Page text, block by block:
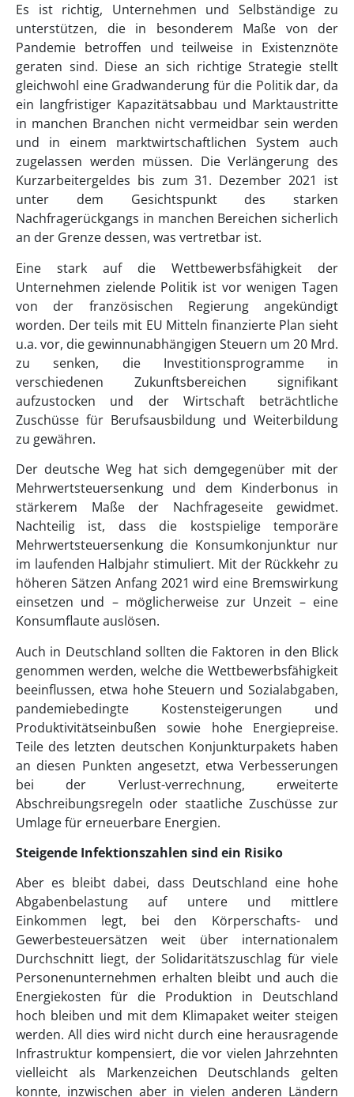
Es ist richtig, Unternehmen und Selbständige zu
unterstützen, die in besonderem Maße von der
Pandemie betroffen und teilweise in Existenznöte
geraten sind. Diese an sich richtige Strategie stellt
gleichwohl eine Gradwanderung für die Politik dar, da
ein langfristiger Kapazitätsabbau und Marktaustritte
in manchen Branchen nicht vermeidbar sein werden
und in einem marktwirtschaftlichen System auch
zugelassen werden müssen. Die Verlängerung des
Kurzarbeitergeldes bis zum 31. Dezember 2021 ist
unter dem Gesichtspunkt des starken
Nachfragerückgangs in manchen Bereichen sicherlich
an der Grenze dessen, was vertretbar ist.
Eine stark auf die Wettbewerbsfähigkeit der
Unternehmen zielende Politik ist vor wenigen Tagen
von der französischen Regierung angekündigt
worden. Der teils mit EU Mitteln finanzierte Plan sieht
u.a. vor, die gewinnunabhängigen Steuern um 20 Mrd.
zu senken, die Investitionsprogramme in
verschiedenen Zukunftsbereichen signifikant
aufzustocken und der Wirtschaft beträchtliche
Zuschüsse für Berufsausbildung und Weiterbildung
zu gewähren.
Der deutsche Weg hat sich demgegenüber mit der
Mehrwertsteuersenkung und dem Kinderbonus in
stärkerem Maße der Nachfrageseite gewidmet.
Nachteilig ist, dass die kostspielige temporäre
Mehrwertsteuersenkung die Konsumkonjunktur nur
im laufenden Halbjahr stimuliert. Mit der Rückkehr zu
höheren Sätzen Anfang 2021 wird eine Bremswirkung
einsetzen und – möglicherweise zur Unzeit – eine
Konsumflaute auslösen.
Auch in Deutschland sollten die Faktoren in den Blick
genommen werden, welche die Wettbewerbsfähigkeit
beeinflussen, etwa hohe Steuern und Sozialabgaben,
pandemiebedingte Kostensteigerungen und
Produktivitätseinbußen sowie hohe Energiepreise.
Teile des letzten deutschen Konjunkturpakets haben
an diesen Punkten angesetzt, etwa Verbesserungen
bei der Verlust-verrechnung, erweiterte
Abschreibungsregeln oder staatliche Zuschüsse zur
Umlage für erneuerbare Energien.
Steigende Infektionszahlen sind ein Risiko
Aber es bleibt dabei, dass Deutschland eine hohe
Abgabenbelastung auf untere und mittlere
Einkommen legt, bei den Körperschafts- und
Gewerbesteuersätzen weit über internationalem
Durchschnitt liegt, der Solidaritätszuschlag für viele
Personenunternehmen erhalten bleibt und auch die
Energiekosten für die Produktion in Deutschland
hoch bleiben und mit dem Klimapaket weiter steigen
werden. All dies wird nicht durch eine herausragende
Infrastruktur kompensiert, die vor vielen Jahrzehnten
vielleicht als Markenzeichen Deutschlands gelten
konnte, inzwischen aber in vielen anderen Ländern